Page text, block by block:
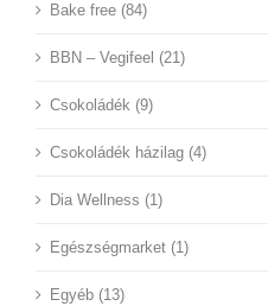
Bake free (84)
BBN – Vegifeel (21)
Csokoládék (9)
Csokoládék házilag (4)
Dia Wellness (1)
Egészségmarket (1)
Egyéb (13)